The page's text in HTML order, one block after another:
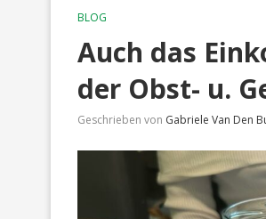
BLOG
Auch das
der Obst- u.
Geschrieben von Gabriele Van Den